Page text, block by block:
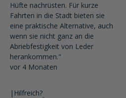
Hüfte nachrüsten. Für kurze
Fahrten in die Stadt bieten sie
eine praktische Alternative, auch
wenn sie nicht ganz an die
Abriebfestigkeit von Leder
herankommen."
vor 4 Monaten
| Hilfreich?